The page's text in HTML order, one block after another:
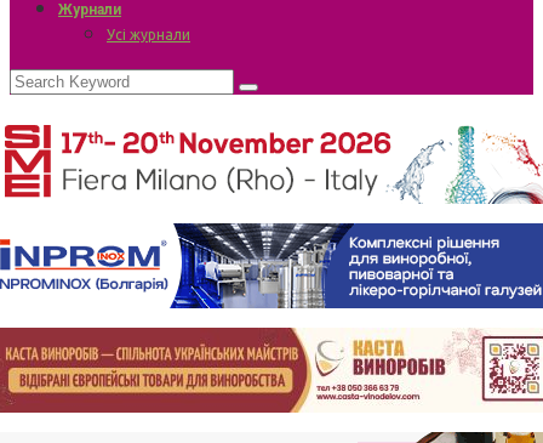
Журнали
Усі журнали